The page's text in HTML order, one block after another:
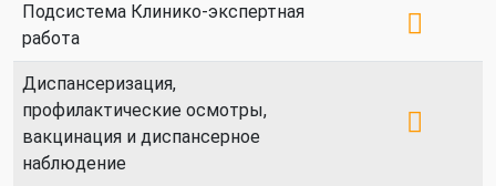
Подсистема Клинико-экспертная
работа
Диспансеризация,
профилактические осмотры,
вакцинация и диспансерное
наблюдение